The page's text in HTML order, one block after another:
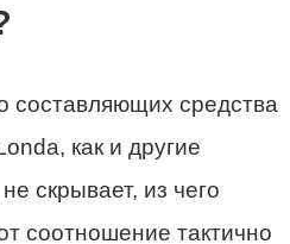
составляющих средства
как и другие
скрывает, из чего
соотношение тактично